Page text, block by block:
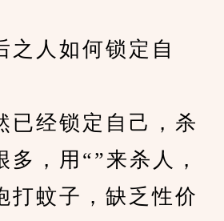
人如何锁定自
经锁定自己，杀
多，用“”来杀人，
打蚊子，缺乏性价